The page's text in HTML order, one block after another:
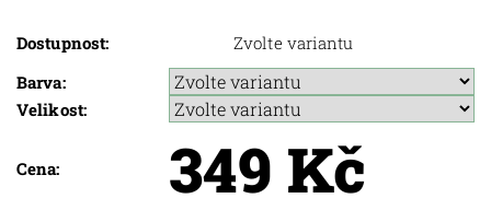
Dostupnost:
Zvolte variantu
Barva:
Velikost:
Cena: 349 Kč